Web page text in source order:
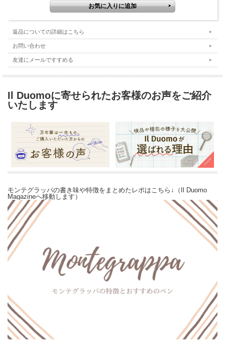
返品についての詳細はこちら
お問い合わせ
友達にメールですすめる
Il Duomoに寄せられたお客様のお声をご紹介
いたします
モンテグラッパの書き味や特徴をまとめたレポはこちら↓（Il Duomo
Magazineへ移動します）